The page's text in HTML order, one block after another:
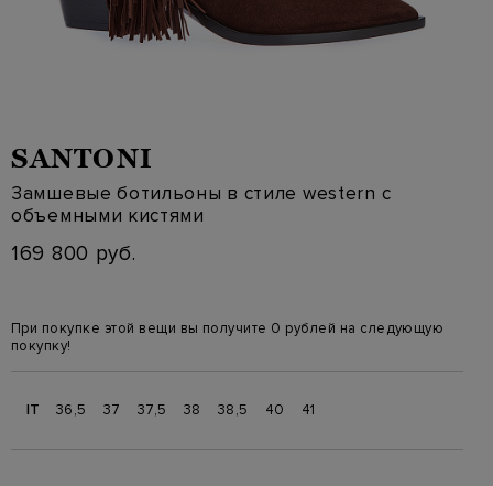
SANTONI
Замшевые ботильоны в стиле western с
объемными кистями
169 800 руб.
При покупке этой вещи вы получите 0 рублей на следующую
покупку!
IT 36,5 37 37,5 38 38,5 40 41